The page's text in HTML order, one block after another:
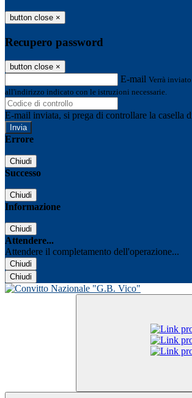
button close ×
Recupero password
button close ×
E-mail Verrà
all'indirizzo indicato con le istruzioni necessarie.
E-mail inviata, si prega di controllare la casella
Errore
Chiudi
Successo
Chiudi
Informazione
Chiudi
Attendere...
Attendere il completamento dell'operazione...
Chiudi
Chiudi